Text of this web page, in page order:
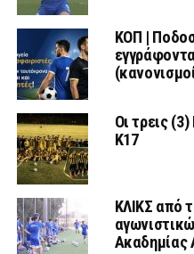
ΚΟΠ |
Οι τρεις
Κ17
ΚΛΙΚΣ από